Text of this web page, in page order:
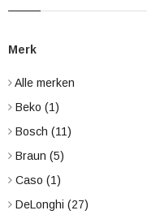
Merk
Alle merken
Beko (1)
Bosch (11)
Braun (5)
Caso (1)
DeLonghi (27)